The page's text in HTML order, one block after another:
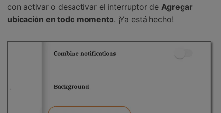
con activar o desactivar el interruptor de Agregar
ubicación en todo momento. ¡Ya está hecho!